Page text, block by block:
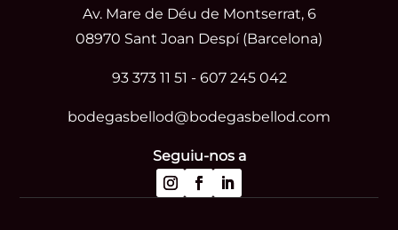
Av. Mare de Déu de Montserrat, 6
08970 Sant Joan Despí (Barcelona)
93 373 11 51 - 607 245 042
bodegasbellod@bodegasbellod.com
Seguiu-nos a